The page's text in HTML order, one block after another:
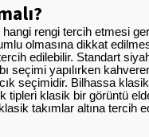
rengi tercih etmesi
olmasına dikkat
edilebilir. Standart
seçimi yapılırken
seçimidir. Bilhassa
klasik bir görüntü
takımlar altına tercih